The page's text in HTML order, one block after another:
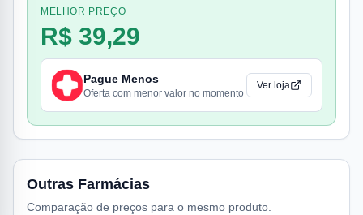
MELHOR PREÇO
R$ 39,29
Pague Menos
Oferta com menor valor no momento
Ver loja
Outras Farmácias
Comparação de preços para o mesmo produto.